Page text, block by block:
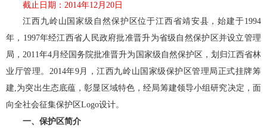
截止日期： 2014年12月20日
江西九岭山国家级自然保护区位于江西省靖安县，始建于1994
年，1997年经江西省人民政府批准晋升为省级自然保护区并设立管理
局，2011年4月经国务院批准晋升为国家级自然保护区，划归江西省林
业厅管理。2014年9月，江西九岭山国家级保护区管理局正式挂牌筹
建,为突出生态底蕴，彰显区域特色，经局筹建领导小组研究决定，面
向全社会征集保护区Logo设计。
一、保护区简介